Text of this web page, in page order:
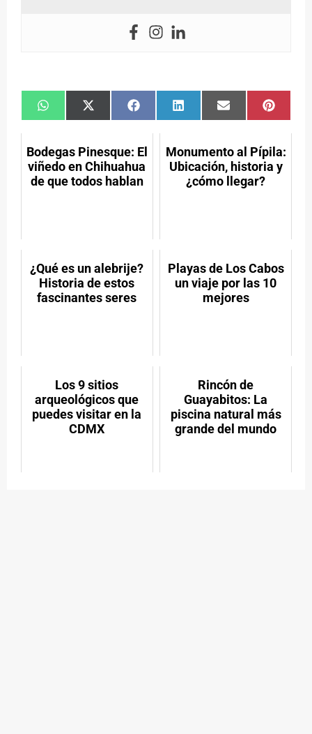
Compartir
en
Compartir
en
(Twitter)
Compartir
en
Facebook
Compartir
en
Compartir
en en
Bodegas Pinesque: El
viñedo en Chihuahua
de que todos hablan
Monumento al Pípila:
Ubicación, historia y
¿cómo llegar?
¿Qué es un alebrije?
Historia de estos
fascinantes seres
Playas de Los Cabos
un viaje por las 10
mejores
Los 9 sitios
arqueológicos que
puedes visitar en la
CDMX
Rincón de
Guayabitos: La
piscina natural más
grande del mundo